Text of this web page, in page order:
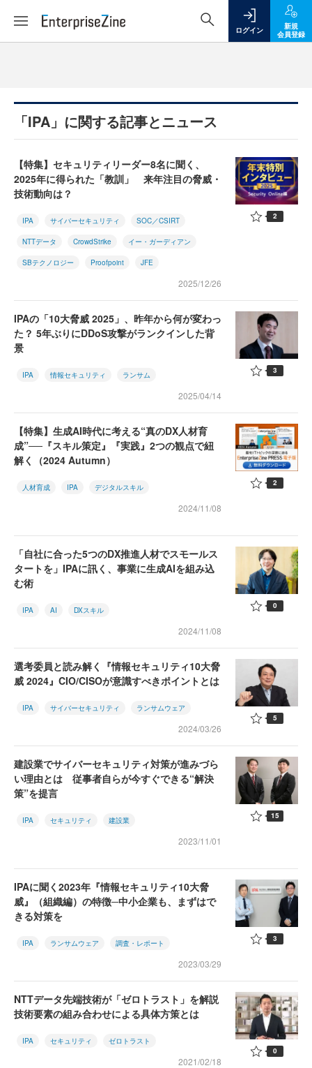
ログイン
新規
会員登録
「IPA」に関する記事とニュース
【特集】セキュリティリーダー8名に聞く、
2025年に得られた「教訓」 来年注目の脅威・
技術動向は？
IPA サイバーセキュリティ SOC／CSIRT
NTTデータ CrowdStrike イー・ガーディアン
SBテクノロジー Proofpoint JFE
2025/12/26
2
IPAの「10大脅威 2025」、昨年から何が変わっ
た？ 5年ぶりにDDoS攻撃がランクインした背
景
IPA 情報セキュリティ ランサム
2025/04/14
3
【特集】生成AI時代に考える“真のDX人材育
成”──『スキル策定』『実践』2つの観点で紐
解く（2024 Autumn）
人材育成 IPA デジタルスキル
2024/11/08
2
「自社に合った5つのDX推進人材でスモールス
タートを」IPAに訊く、事業に生成AIを組み込
む術
IPA AI DXスキル
2024/11/08
0
選考委員と読み解く『情報セキュリティ10大脅
威 2024』CIO/CISOが意識すべきポイントとは
IPA サイバーセキュリティ ランサムウェア
2024/03/26
5
建設業でサイバーセキュリティ対策が進みづら
い理由とは 従事者自らが今すぐできる“解決
策”を提言
IPA セキュリティ 建設業
2023/11/01
15
IPAに聞く2023年『情報セキュリティ10大脅
威』（組織編）の特徴─中小企業も、まずはで
きる対策を
IPA ランサムウェア 調査・レポート
2023/03/29
3
NTTデータ先端技術が「ゼロトラスト」を解説
技術要素の組み合わせによる具体方策とは
IPA セキュリティ ゼロトラスト
2021/02/18
0